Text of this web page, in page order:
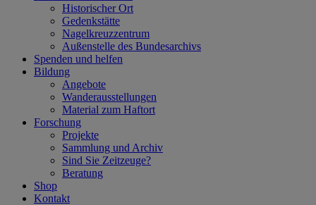
Historischer Ort
Gedenkstätte
Nagelkreuzzentrum
Außenstelle des Bundesarchivs
Spenden und helfen
Bildung
Angebote
Wanderausstellungen
Material zum Haftort
Forschung
Projekte
Sammlung und Archiv
Sind Sie Zeitzeuge?
Beratung
Shop
Kontakt